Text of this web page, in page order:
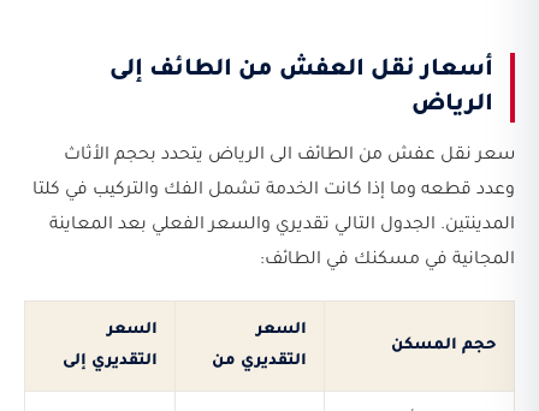
أسعار نقل العفش من الطائف إلى
الرياض
سعر نقل عفش من الطائف الى الرياض يتحدد بحجم الأثاث
وعدد قطعه وما إذا كانت الخدمة تشمل الفك والتركيب في كلتا
المدينتين. الجدول التالي تقديري والسعر الفعلي بعد المعاينة
المجانية في مسكنك في الطائف:
حجم المسكن
السعر
التقديري من
السعر
التقديري إلى